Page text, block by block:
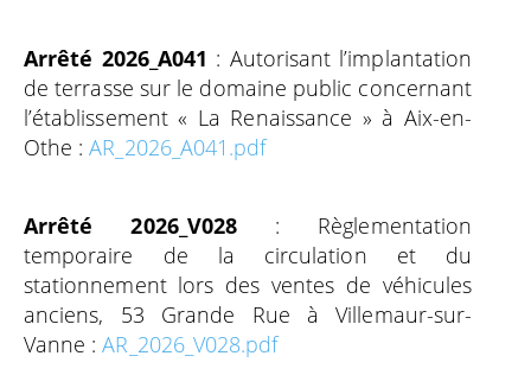
Arrêté 2026_A041 : Autorisant l’implantation
de terrasse sur le domaine public concernant
l’établissement « La Renaissance » à Aix-en-
Othe :AR_2026_A041.pdf
Arrêté 2026_V028: Règlementation
temporaire de la circulation et du
stationnement lors des ventes de véhicules
anciens, 53 Grande Rue à Villemaur-sur-
Vanne :AR_2026_V028.pdf